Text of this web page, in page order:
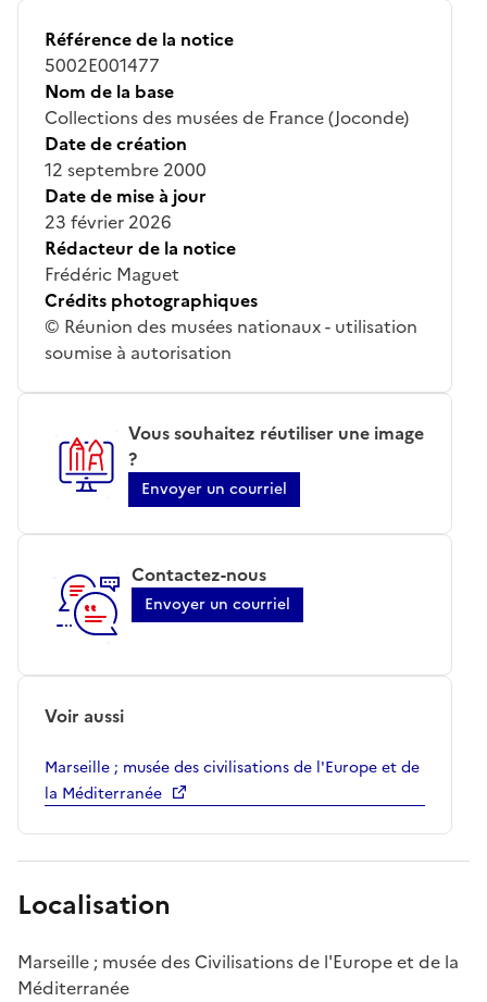
Référence de la notice
5002E001477
Nom de la base
Collections des musées de France (Joconde)
Date de création
12 septembre 2000
Date de mise à jour
23 février 2026
Rédacteur de la notice
Frédéric Maguet
Crédits photographiques
© Réunion des musées nationaux - utilisation
soumise à autorisation
Vous souhaitez réutiliser une image
?
Envoyer un courriel
Contactez-nous
Envoyer un courriel
Voir aussi
Marseille ; musée des civilisations de l'Europe et de
la Méditerranée
Localisation
Marseille ; musée des Civilisations de l'Europe et de la
Méditerranée